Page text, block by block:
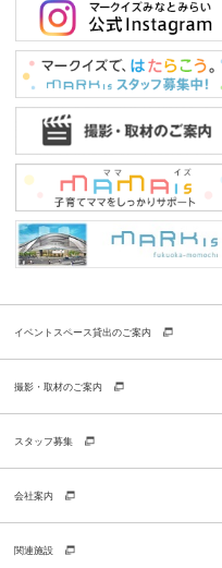
イベントスペース貸出のご案内
撮影・取材のご案内
スタッフ募集
会社案内
関連施設